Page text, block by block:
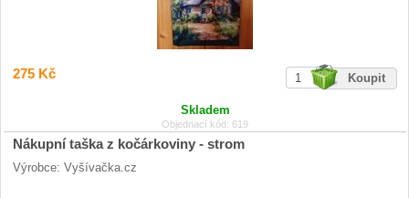
275 Kč
Skladem
Objednací kód: 619
Nákupní taška z kočárkoviny - strom
Výrobce: Vyšívačka.cz